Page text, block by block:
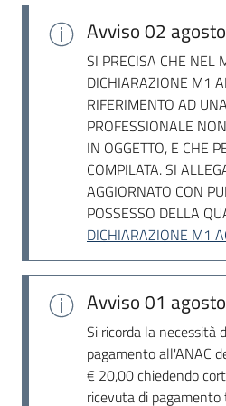
English
Avviso02
SI PRECISA CHE NEL
DICHIARAZIONE M1
RIFERIMENTO AD
PROFESSIONALE
IN OGGETTO, E CHE
COMPILATA. SI
AGGIORNATO CON
POSSESSO DELLA
DICHIARAZIONE M1
Avviso01
Si ricorda la necessità
pagamento all'ANAC
€ 20,00 chiedendo
ricevuta di